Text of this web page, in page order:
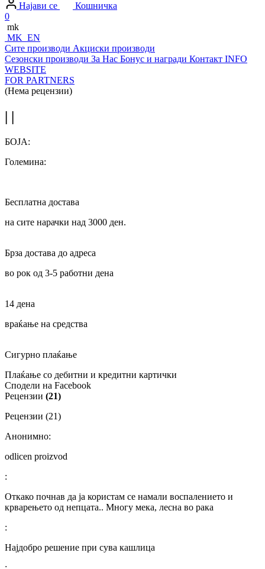
Најави се
Кошничка
0
mk
MK EN
Сите производи Акциски производи
Сезонски производи За Нас Бонус и награди Контакт INFO
WEBSITE
FOR PARTNERS
(Нема рецензии)
БОЈА:
Големина:
Бесплатна достава
на сите нарачки над 3000 ден.
Брза достава до адреса
во рок од 3-5 работни дена
14 дена
враќање на средства
Сигурно плаќање
Плаќање со дебитни и кредитни картички
Сподели на Facebook
Рецензии (21)
Рецензии (21)
Анонимно:
odlicen proizvod
:
Откако почнав да ја користам се намали воспалението и
крварењето од непцата.. Многу мека, лесна во рака
:
Најдобро решение при сува кашлица